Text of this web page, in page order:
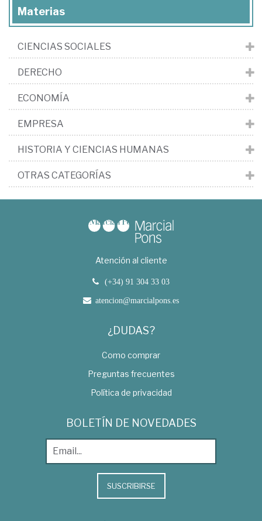
Materias
CIENCIAS SOCIALES
DERECHO
ECONOMÍA
EMPRESA
HISTORIA Y CIENCIAS HUMANAS
OTRAS CATEGORÍAS
Atención al cliente
(+34) 91 304 33 03
atencion@marcialpons.es
¿DUDAS?
Como comprar
Preguntas frecuentes
Política de privacidad
BOLETÍN DE NOVEDADES
SUSCRIBIRSE